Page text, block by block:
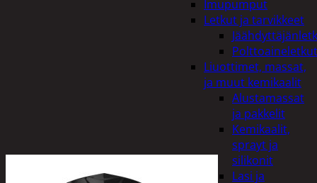
Imupumput
Letkut ja tarvikkeet
Polttoaineletkut
Liuottimet, massat,
ja muut kemikaalit
Alustamassat
ja pakkelit
Kemikaalit,
sprayt ja
silikonit
Lasi ja